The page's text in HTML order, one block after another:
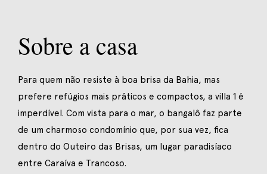
Sobre a casa
Para quem não resiste à boa brisa da Bahia, mas
prefere refúgios mais práticos e compactos, a villa 1 é
imperdível. Com vista para o mar, o bangalô faz parte
de um charmoso condomínio que, por sua vez, fica
dentro do Outeiro das Brisas, um lugar paradisíaco
entre Caraíva e Trancoso.